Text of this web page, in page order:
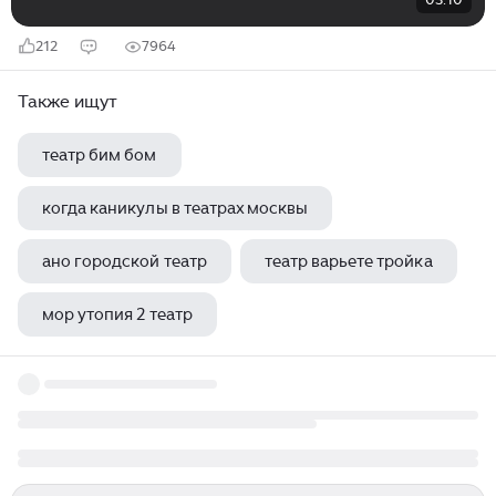
212 7964
Также ищут
театр бим бом
когда каникулы в театрах москвы
ано городской театр театр варьете тройка
мор утопия 2 театр